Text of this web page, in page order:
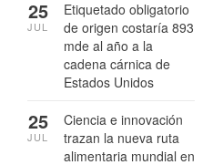
Etiquetado obligatorio
de origen costaría 893
mde al año a la
cadena cárnica de
Estados Unidos
25
JUL
Ciencia e innovación
trazan la nueva ruta
alimentaria mundial en
25
JUL